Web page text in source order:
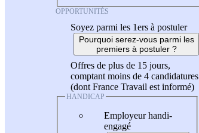
OPPORTUNITÉS
Soyez parmi les 1ers à postuler
Pourquoi serez-vous parmi les
premiers à postuler ?
Offres de plus de 15 jours,
comptant moins de 4 candidatures
(dont France Travail est informé)
HANDICAP
Employeur handi-
engagé